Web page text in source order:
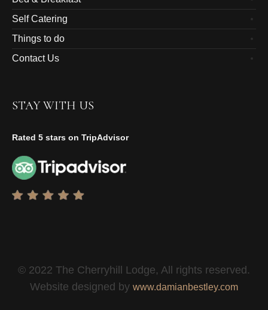
Self Catering
Things to do
Contact Us
STAY WITH US
Rated 5 stars on TripAdvisor
© 2022 The Cherryhill Lodge, All rights reserved.
Website designed by www.damianbestley.com